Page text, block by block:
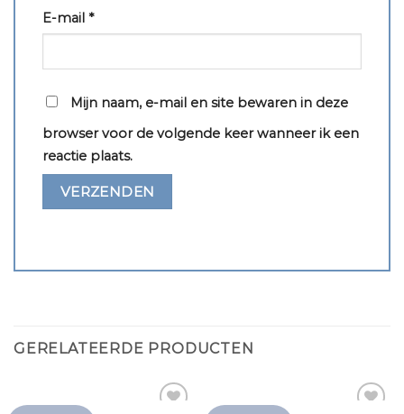
E-mail *
Mijn naam, e-mail en site bewaren in deze
browser voor de volgende keer wanneer ik een
reactie plaats.
GERELATEERDE PRODUCTEN